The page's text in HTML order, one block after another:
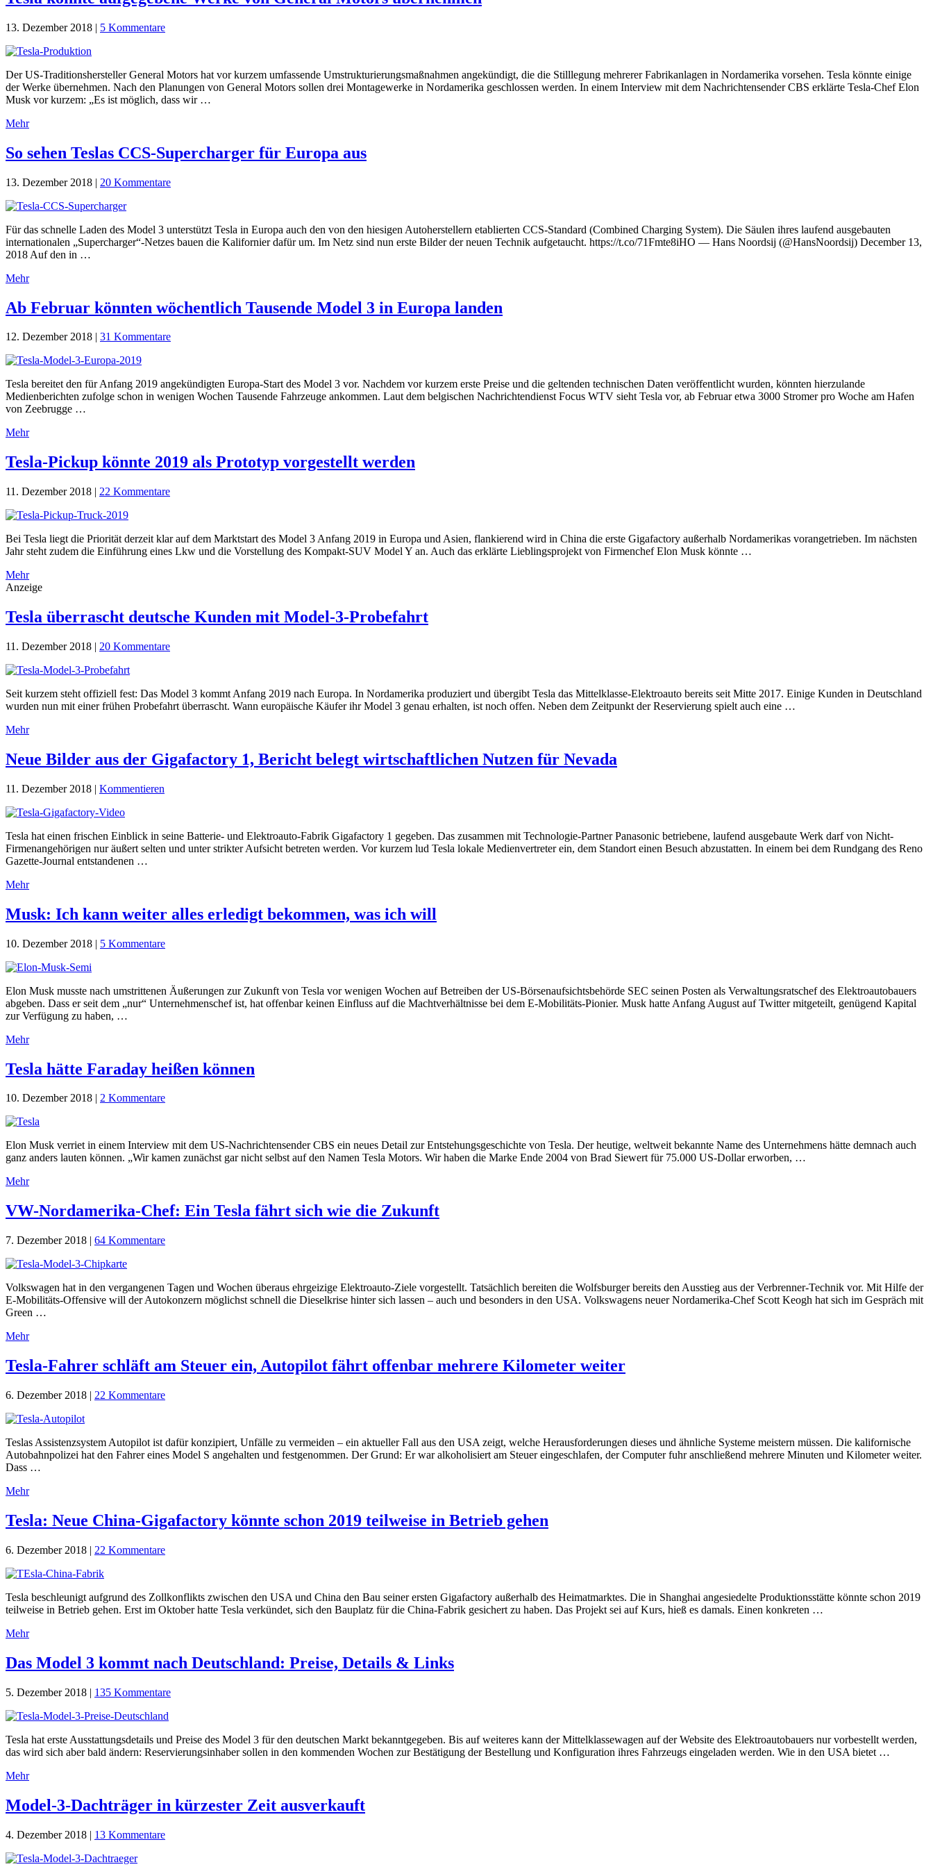
13. Dezember 2018 | 5 Kommentare
Der US-Traditionshersteller General Motors hat vor kurzem umfassende Umstrukturierungsmaßnahmen angekündigt, die die Stilllegung mehrerer Fabrikanlagen in Nordamerika vorsehen. Tesla könnte einige
der Werke übernehmen. Nach den Planungen von General Motors sollen drei Montagewerke in Nordamerika geschlossen werden. In einem Interview mit dem Nachrichtensender CBS erklärte Tesla-Chef Elon
Musk vor kurzem: „Es ist möglich, dass wir …
Mehr
So sehen Teslas CCS-Supercharger für Europa aus
13. Dezember 2018 | 20 Kommentare
Für das schnelle Laden des Model 3 unterstützt Tesla in Europa auch den von den hiesigen Autoherstellern etablierten CCS-Standard (Combined Charging System). Die Säulen ihres laufend ausgebauten
internationalen „Supercharger“-Netzes bauen die Kalifornier dafür um. Im Netz sind nun erste Bilder der neuen Technik aufgetaucht. https://t.co/71Fmte8iHO — Hans Noordsij (@HansNoordsij) December 13,
2018 Auf den in …
Mehr
Ab Februar könnten wöchentlich Tausende Model 3 in Europa landen
12. Dezember 2018 | 31 Kommentare
Tesla bereitet den für Anfang 2019 angekündigten Europa-Start des Model 3 vor. Nachdem vor kurzem erste Preise und die geltenden technischen Daten veröffentlicht wurden, könnten hierzulande
Medienberichten zufolge schon in wenigen Wochen Tausende Fahrzeuge ankommen. Laut dem belgischen Nachrichtendienst Focus WTV sieht Tesla vor, ab Februar etwa 3000 Stromer pro Woche am Hafen
von Zeebrugge …
Mehr
Tesla-Pickup könnte 2019 als Prototyp vorgestellt werden
11. Dezember 2018 | 22 Kommentare
Bei Tesla liegt die Priorität derzeit klar auf dem Marktstart des Model 3 Anfang 2019 in Europa und Asien, flankierend wird in China die erste Gigafactory außerhalb Nordamerikas vorangetrieben. Im nächsten
Jahr steht zudem die Einführung eines Lkw und die Vorstellung des Kompakt-SUV Model Y an. Auch das erklärte Lieblingsprojekt von Firmenchef Elon Musk könnte …
Mehr
Anzeige
Tesla überrascht deutsche Kunden mit Model-3-Probefahrt
11. Dezember 2018 | 20 Kommentare
Seit kurzem steht offiziell fest: Das Model 3 kommt Anfang 2019 nach Europa. In Nordamerika produziert und übergibt Tesla das Mittelklasse-Elektroauto bereits seit Mitte 2017. Einige Kunden in Deutschland
wurden nun mit einer frühen Probefahrt überrascht. Wann europäische Käufer ihr Model 3 genau erhalten, ist noch offen. Neben dem Zeitpunkt der Reservierung spielt auch eine …
Mehr
Neue Bilder aus der Gigafactory 1, Bericht belegt wirtschaftlichen Nutzen für Nevada
11. Dezember 2018 | Kommentieren
Tesla hat einen frischen Einblick in seine Batterie- und Elektroauto-Fabrik Gigafactory 1 gegeben. Das zusammen mit Technologie-Partner Panasonic betriebene, laufend ausgebaute Werk darf von Nicht-
Firmenangehörigen nur äußert selten und unter strikter Aufsicht betreten werden. Vor kurzem lud Tesla lokale Medienvertreter ein, dem Standort einen Besuch abzustatten. In einem bei dem Rundgang des Reno
Gazette-Journal entstandenen …
Mehr
Musk: Ich kann weiter alles erledigt bekommen, was ich will
10. Dezember 2018 | 5 Kommentare
Elon Musk musste nach umstrittenen Äußerungen zur Zukunft von Tesla vor wenigen Wochen auf Betreiben der US-Börsenaufsichtsbehörde SEC seinen Posten als Verwaltungsratschef des Elektroautobauers
abgeben. Dass er seit dem „nur“ Unternehmenschef ist, hat offenbar keinen Einfluss auf die Machtverhältnisse bei dem E-Mobilitäts-Pionier. Musk hatte Anfang August auf Twitter mitgeteilt, genügend Kapital
zur Verfügung zu haben, …
Mehr
Tesla hätte Faraday heißen können
10. Dezember 2018 2 Kommentare
Elon Musk verriet in einem Interview mit dem US-Nachrichtensender CBS ein neues Detail zur Entstehungsgeschichte von Tesla. Der heutige, weltweit bekannte Name des Unternehmens hätte demnach auch
ganz anders lauten können. „Wir kamen zunächst gar nicht selbst auf den Namen Tesla Motors. Wir haben die Marke Ende 2004 von Brad Siewert für 75.000 US-Dollar erworben, …
Mehr
VW-Nordamerika-Chef: Ein Tesla fährt sich wie die Zukunft
7. Dezember 2018 | 64 Kommentare
Volkswagen hat in den vergangenen Tagen und Wochen überaus ehrgeizige Elektroauto-Ziele vorgestellt. Tatsächlich bereiten die Wolfsburger bereits den Ausstieg aus der Verbrenner-Technik vor. Mit Hilfe der
E-Mobilitäts-Offensive will der Autokonzern möglichst schnell die Dieselkrise hinter sich lassen – auch und besonders in den USA. Volkswagens neuer Nordamerika-Chef Scott Keogh hat sich im Gespräch mit
Green …
Mehr
Tesla-Fahrer schläft am Steuer ein, Autopilot fährt offenbar mehrere Kilometer weiter
6. Dezember 2018 | 22 Kommentare
Teslas Assistenzsystem Autopilot ist dafür konzipiert, Unfälle zu vermeiden – ein aktueller Fall aus den USA zeigt, welche Herausforderungen dieses und ähnliche Systeme meistern müssen. Die kalifornische
Autobahnpolizei hat den Fahrer eines Model S angehalten und festgenommen. Der Grund: Er war alkoholisiert am Steuer eingeschlafen, der Computer fuhr anschließend mehrere Minuten und Kilometer weiter.
Dass …
Mehr
Tesla: Neue China-Gigafactory könnte schon 2019 teilweise in Betrieb gehen
6. Dezember 2018 | 22 Kommentare
Tesla beschleunigt aufgrund des Zollkonflikts zwischen den USA und China den Bau seiner ersten Gigafactory außerhalb des Heimatmarktes. Die in Shanghai angesiedelte Produktionsstätte könnte schon 2019
teilweise in Betrieb gehen. Erst im Oktober hatte Tesla verkündet, sich den Bauplatz für die China-Fabrik gesichert zu haben. Das Projekt sei auf Kurs, hieß es damals. Einen konkreten …
Mehr
Das Model 3 kommt nach Deutschland: Preise, Details & Links
5. Dezember 2018 | 135 Kommentare
Tesla hat erste Ausstattungsdetails und Preise des Model 3 für den deutschen Markt bekanntgegeben. Bis auf weiteres kann der Mittelklassewagen auf der Website des Elektroautobauers nur vorbestellt werden,
das wird sich aber bald ändern: Reservierungsinhaber sollen in den kommenden Wochen zur Bestätigung der Bestellung und Konfiguration ihres Fahrzeugs eingeladen werden. Wie in den USA bietet …
Mehr
Model-3-Dachträger in kürzester Zeit ausverkauft
4. Dezember 2018 | 13 Kommentare